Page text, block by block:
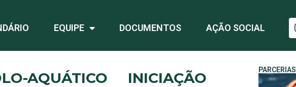
EQUIPE DOCUMENTOS AÇÃO SOCIAL
AQUÁTICO
INICIAÇÃO
PARCERIAS